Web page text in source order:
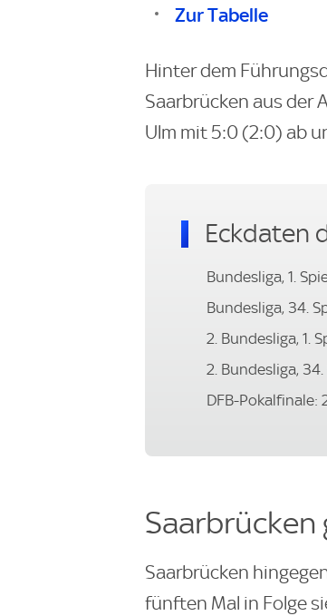
Zur Tabelle
Hinter dem
Saarbrücken aus der
Ulm mit 5:0 (2:0) ab
Eckdaten
Bundesliga, 1.
Bundesliga, 34.
2. Bundesliga, 1.
2. Bundesliga,
DFB-Pokalfinale:
Saarbrücken
fünften Mal in Folge